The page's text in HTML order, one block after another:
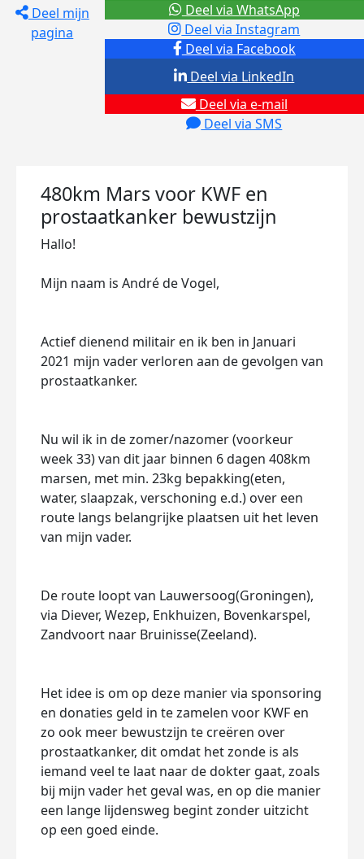
Deel mijn
pagina
Deel via Facebook
Deel via Instagram
Deel via e-mail
Deel via SMS
Deel via LinkedIn
Deel via WhatsApp
480km Mars voor KWF en
prostaatkanker bewustzijn
Hallo!
Mijn naam is André de Vogel,
Actief dienend militair en ik ben in Januari
2021 mijn vader verloren aan de gevolgen van
prostaatkanker.
Nu wil ik in de zomer/nazomer (voorkeur
week 33) van dit jaar binnen 6 dagen 408km
marsen, met min. 23kg bepakking(eten,
water, slaapzak, verschoning e.d.) over een
route langs belangrijke plaatsen uit het leven
van mijn vader.
De route loopt van Lauwersoog(Groningen),
via Diever, Wezep, Enkhuizen, Bovenkarspel,
Zandvoort naar Bruinisse(Zeeland).
Het idee is om op deze manier via sponsoring
en donaties geld in te zamelen voor KWF en
zo ook meer bewustzijn te creëren over
prostaatkanker, dit omdat het zonde is als
iemand veel te laat naar de dokter gaat, zoals
bij mijn vader het geval was, en op die manier
een lange lijdensweg begint zonder uitzicht
op een goed einde.